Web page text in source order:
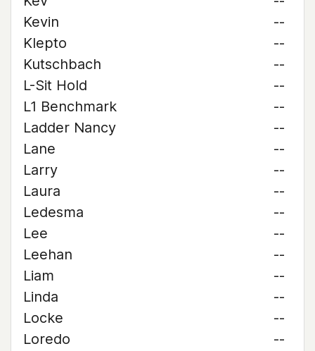
Kevin
--
Klepto
--
Kutschbach
--
L-Sit Hold
--
L1 Benchmark
--
Ladder Nancy
--
Lane
--
Larry
--
Laura
--
Ledesma
--
Lee
--
Leehan
--
Liam
--
Linda
--
Locke
--
Loredo
--